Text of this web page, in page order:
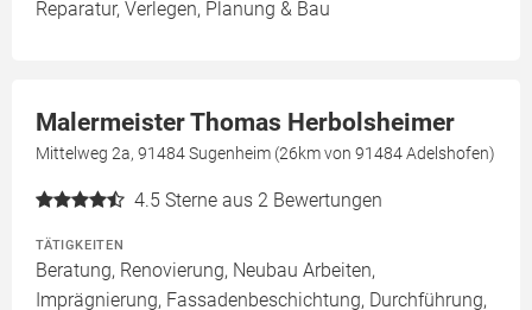
Reparatur, Verlegen, Planung & Bau
Malermeister Thomas Herbolsheimer
Mittelweg 2a, 91484 Sugenheim (26km von 91484 Adelshofen)
4.5 Sterne aus 2 Bewertungen
TÄTIGKEITEN
Beratung, Renovierung, Neubau Arbeiten,
Imprägnierung, Fassadenbeschichtung, Durchführung,